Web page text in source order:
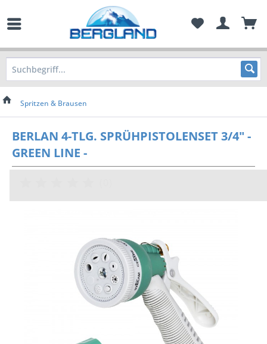
Spritzen & Brausen
BERLAN 4-TLG. SPRÜHPISTOLENSET 3/4" -
GREEN LINE -